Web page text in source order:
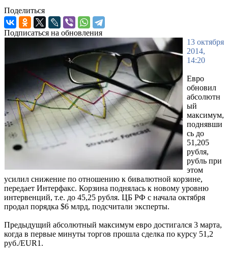
Поделиться
Подписаться на обновления
13 октября
2014,
14:20
Евро
обновил
абсолютн
ый
максимум,
поднявши
сь до
51,205
рубля,
рубль при
этом
усилил снижение по отношению к бивалютной корзине,
передает Интерфакс. Корзина поднялась к новому уровню
интервенций, т.е. до 45,25 рубля. ЦБ РФ с начала октября
продал порядка $6 млрд, подсчитали эксперты.
Предыдущий абсолютный максимум евро достигался 3 марта,
когда в первые минуты торгов прошла сделка по курсу 51,2
руб./EUR1.